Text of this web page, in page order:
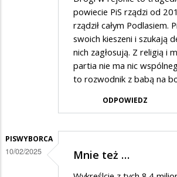
powiecie PiS rządzi od
rządził całym Podlasiem.
swoich kieszeni i szukają
nich zagłosują. Z religią i
partia nie ma nic
to rozwodnik z babą na
ODPOWIEDZ
PISWYBORCA
10/02/2025 Mnie też …